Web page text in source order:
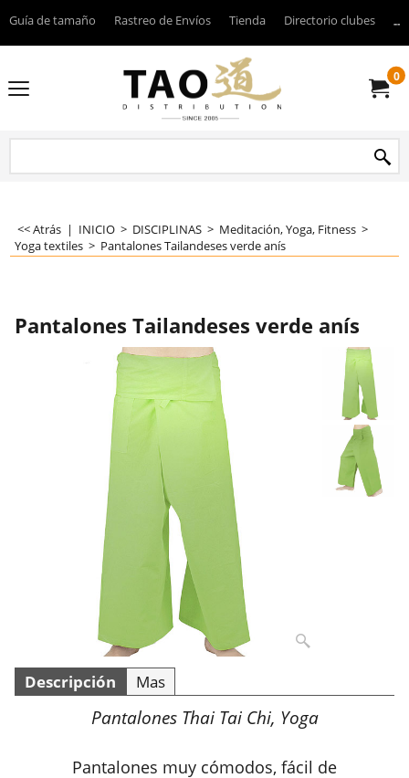
Guía de tamaño Rastreo de Envíos Tienda Directorio clubes
0
<< Atrás | INICIO > DISCIPLINAS > Meditación, Yoga, Fitness >
Yoga textiles > Pantalones Tailandeses verde anís
Pantalones Tailandeses verde anís
Descripción Mas
Pantalones Thai Tai Chi, Yoga
Pantalones muy cómodos, fácil de